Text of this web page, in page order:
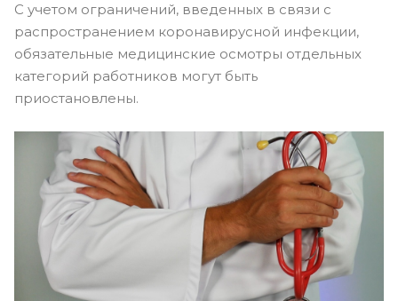
С учетом ограничений, введенных в связи с
распространением коронавирусной инфекции,
обязательные медицинские осмотры отдельных
категорий работников могут быть
приостановлены.